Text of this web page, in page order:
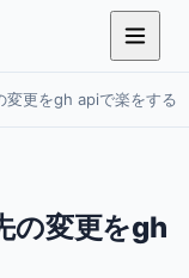
変更をgh apiで楽をする
の変更をgh